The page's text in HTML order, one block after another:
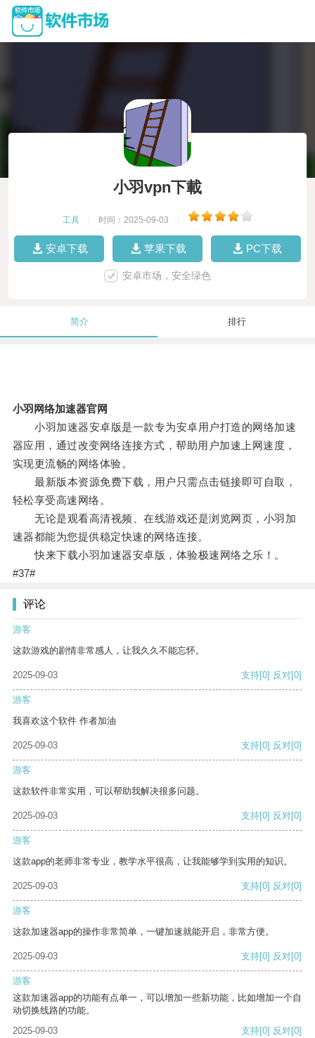
小羽vpn下載
工具 时间：2025-09-03
安卓下载 苹果下载 PC下载
安卓市场，安全绿色
简介 排行
小羽网络加速器官网
小羽加速器安卓版是一款专为安卓用户打造的网络加速
器应用，通过改变网络连接方式，帮助用户加速上网速度，
实现更流畅的网络体验。
最新版本资源免费下载，用户只需点击链接即可自取，
轻松享受高速网络。
无论是观看高清视频、在线游戏还是浏览网页，小羽加
速器都能为您提供稳定快速的网络连接。
快来下载小羽加速器安卓版，体验极速网络之乐！。
#37#
评论
游客
这款游戏的剧情非常感人，让我久久不能忘怀。
2025-09-03 支持[0] 反对[0]
游客
我喜欢这个软件 作者加油
2025-09-03 支持[0] 反对[0]
游客
这款软件非常实用，可以帮助我解决很多问题。
2025-09-03 支持[0] 反对[0]
游客
这款app的老师非常专业，教学水平很高，让我能够学到实用的知识。
2025-09-03 支持[0] 反对[0]
游客
这款加速器app的操作非常简单，一键加速就能开启，非常方便。
2025-09-03 支持[0] 反对[0]
游客
这款加速器app的功能有点单一，可以增加一些新功能，比如增加一个自
动切换线路的功能。
2025-09-03
支持[0] 反对[0]